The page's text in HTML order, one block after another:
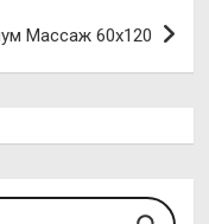
Массаж 60х120